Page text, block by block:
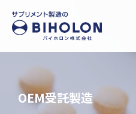
OEM受託製造